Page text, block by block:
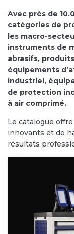
Avec près de
catégories de
les macro-
instruments de
abrasifs,
équipements
industriel,
de protection
à air comprimé.
Le catalogue
innovants et de
résultats